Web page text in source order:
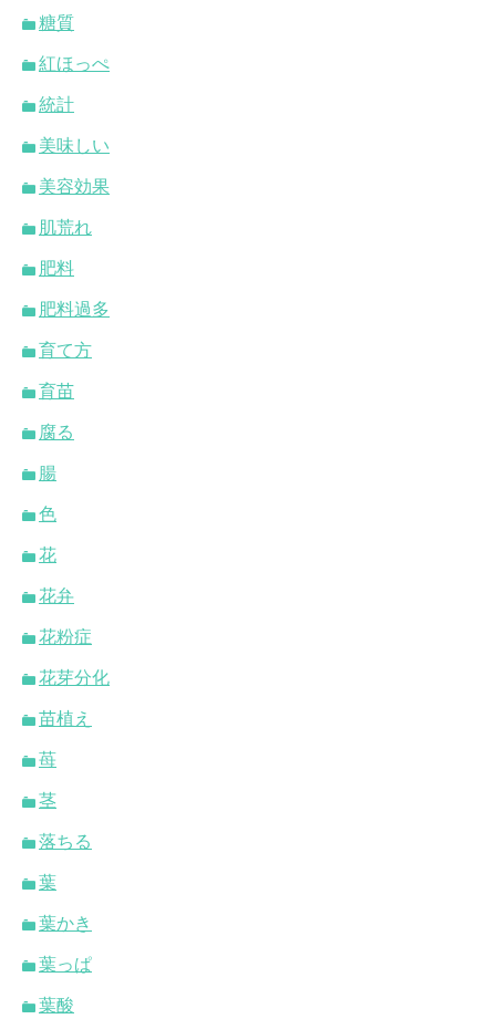
糖質
紅ほっぺ
統計
美味しい
美容効果
肌荒れ
肥料
肥料過多
育て方
育苗
腐る
腸
色
花
花弁
花粉症
花芽分化
苗植え
苺
茎
落ちる
葉
葉かき
葉っぱ
葉酸